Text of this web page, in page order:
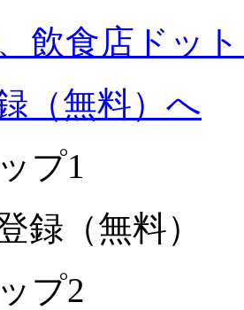
飲食店ドッ
（無料）へ
プ1
録（無料）
プ2